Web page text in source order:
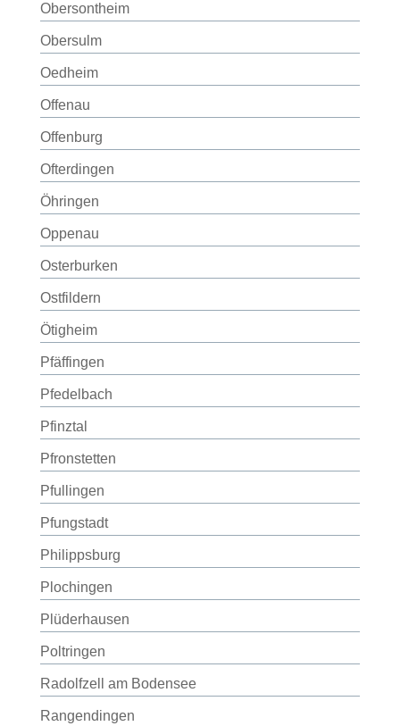
Obersontheim
Obersulm
Oedheim
Offenau
Offenburg
Ofterdingen
Öhringen
Oppenau
Osterburken
Ostfildern
Ötigheim
Pfäffingen
Pfedelbach
Pfinztal
Pfronstetten
Pfullingen
Pfungstadt
Philippsburg
Plochingen
Plüderhausen
Poltringen
Radolfzell am Bodensee
Rangendingen